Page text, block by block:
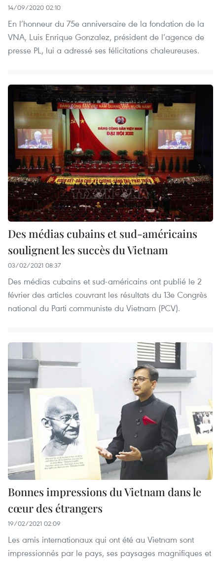
14/09/2020 02:10
En l’honneur du 75e anniversaire de la fondation de la
VNA, Luis Enrique Gonzalez, président de l’agence de
presse PL, lui a adressé ses félicitations chaleureuses.
Des médias cubains et sud-américains
soulignent les succès du Vietnam
03/02/2021 08:37
Des médias cubains et sud-américains ont publié le 2
février des articles couvrant les résultats du 13e Congrès
national du Parti communiste du Vietnam (PCV).
Bonnes impressions du Vietnam dans le
cœur des étrangers
19/02/2021 02:09
Les amis internationaux qui ont été au Vietnam sont
impressionnés par le pays, ses paysages magnifiques et